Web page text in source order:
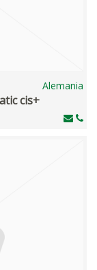
Alemania
cis+